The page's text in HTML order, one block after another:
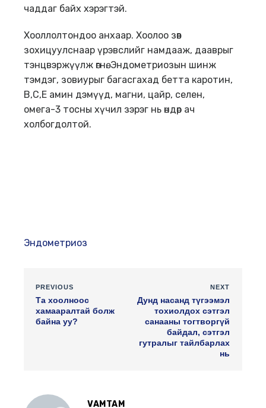
чаддаг байх хэрэгтэй.
Хооллолтондоо анхаар. Хоолоо зөв
зохицуулснаар үрэвслийг намдааж, дааврыг
тэнцвэржүүлж өгнө. Эндометриозын шинж
тэмдэг, зовиурыг багасгахад бетта каротин,
B,C,E амин дэмүүд, магни, цайр, селен,
омега-3 тосны хүчил зэрэг нь өндөр ач
холбогдолтой.
Эндометриоз
PREVIOUS
Та хоолноос
хамааралтай болж
байна уу?
NEXT
Дунд насанд түгээмэл
тохиолдох сэтгэл
санааны тогтворгүй
байдал, сэтгэл
гутралыг тайлбарлах
нь
VAMTAM